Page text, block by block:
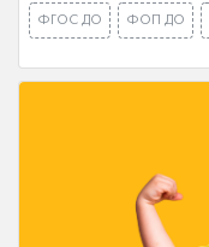
ФГОС ДО ФОП ДО